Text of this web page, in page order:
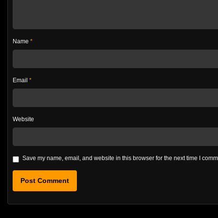
Name *
Email *
Website
Save my name, email, and website in this browser for the next time I